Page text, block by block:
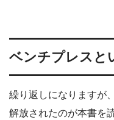
ベンチプレスと
繰り返しになりますが
解放されたのが本書を